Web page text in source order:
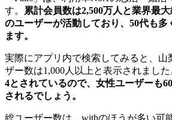
す。
累計会員数は2,500万人と業界最
のユーザーが活動しており、50代も多
ます。
実際にアプリ内で検索してみると、山
ザー数は1,000人以上と表示されました
4とされているので、女性ユーザーも
されるでしょう。
総ユーザー数は、withのほうが多い可